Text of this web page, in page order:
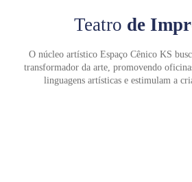
Teatro de
O núcleo artístico Espaço Cênico KS
transformador da arte, promovendo
linguagens artísticas e estimulam a
Enviar E-mail